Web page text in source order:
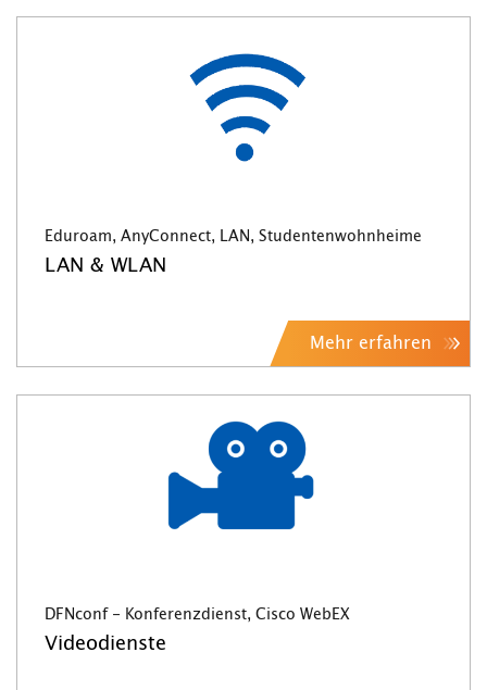
Eduroam, AnyConnect, LAN, Studentenwohnheime
LAN & WLAN
Mehr erfahren
DFNconf - Konferenzdienst, Cisco WebEX
Videodienste